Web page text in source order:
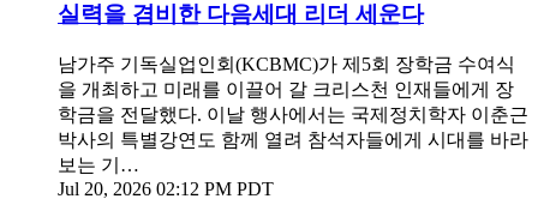
실력을 겸비한 다음세대 리더 세운다
남가주 기독실업인회(KCBMC)가 제5회 장학금 수여식
을 개최하고 미래를 이끌어 갈 크리스천 인재들에게 장
학금을 전달했다. 이날 행사에서는 국제정치학자 이춘근
박사의 특별강연도 함께 열려 참석자들에게 시대를 바라
보는 기…
Jul 20, 2026 02:12 PM PDT